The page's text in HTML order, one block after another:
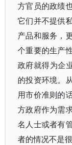
方官员的政绩
它们并不提供
产品和服务，
个重要的生产
政府就得为企
的投资环境。
用市价准则的
方政府作为需
名人士或者有
者的情况不是很